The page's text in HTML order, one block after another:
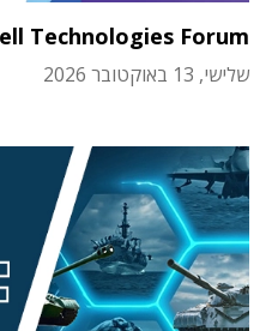
Technologies Forum
שלישי, 13 באוקטובר 2026